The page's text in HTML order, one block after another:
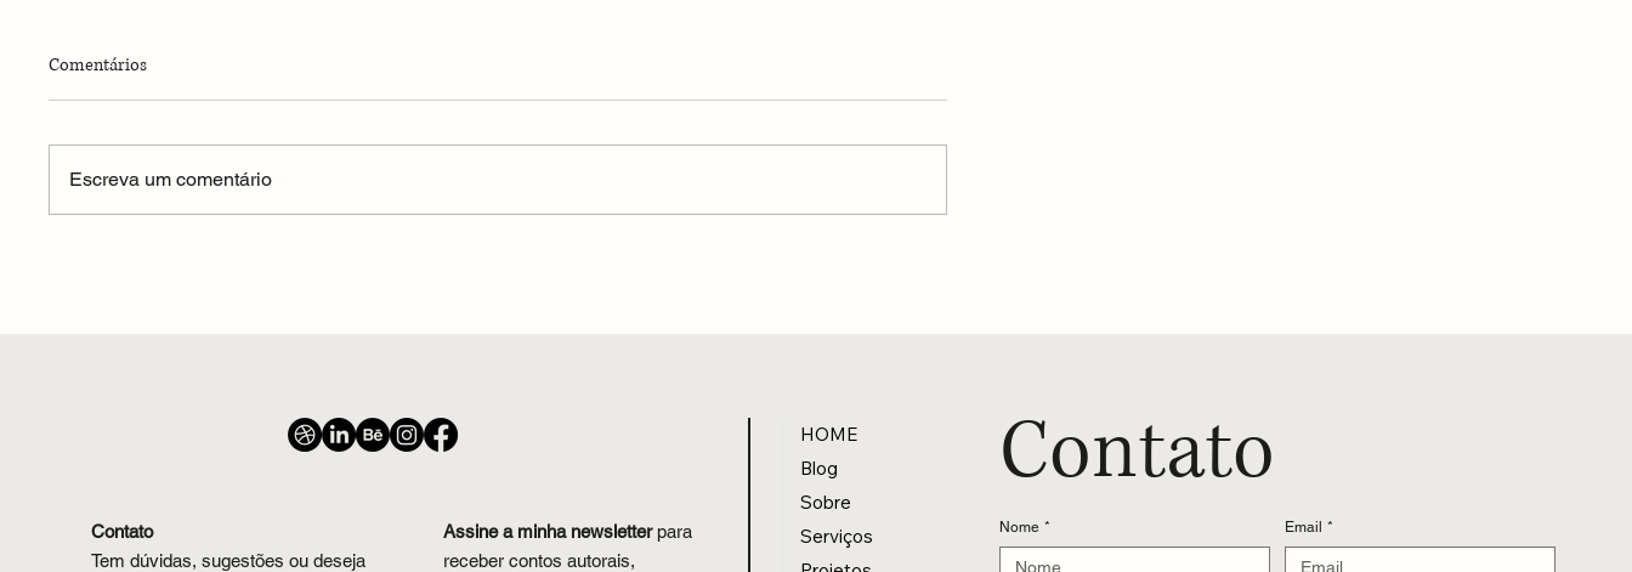
O Rio e a Correnteza
As ondas que me chamam
Comentários
Escreva um comentário
Contato
Tem dúvidas, sugestões ou deseja
Assine a minha newsletterpara
receber contos autorais,
HOME
Blog
Sobre
Serviços
Contato
Nome * Email *